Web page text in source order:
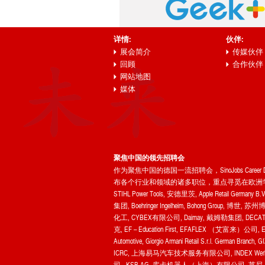
详情:
展会简介
回顾
网站地图
媒体
伙伴:
传媒伙伴
合作伙伴
聚焦中国的领先招聘会
作为聚焦中国的德国一流招聘会，SinoJobs
布各个行业和领域的诸多职位，重点寻觅在欧洲
STIHL Power Tools, 安德里茨, Apple Retail
集团, Boehringer Ingelheim, Bohong Group, 博世, 苏
化工, CYBEX有限公司, Daimay, 戴姆勒集团,
克, EF – Education First, EFAFLEX （艾富来）公司
Automotive, Giorgio Armani Retail S.r.l. German
ICRC, 上海易马汽车技术服务有限公司, INDEX